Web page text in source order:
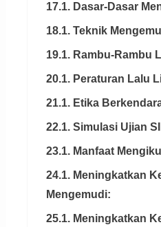
17.1. Dasar-Dasar
18.1. Teknik
19.1. Rambu-Rambu
20.1. Peraturan Lalu
21.1. Etika
22.1. Simulasi Ujian
23.1. Manfaat
24.1. Meningkatkan
Mengemudi:
25.1. Meningkatkan